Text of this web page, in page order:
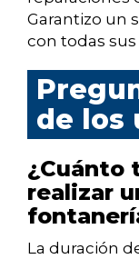
Garantizo un
con todas
de los
¿Cuánto
realizar
La duración